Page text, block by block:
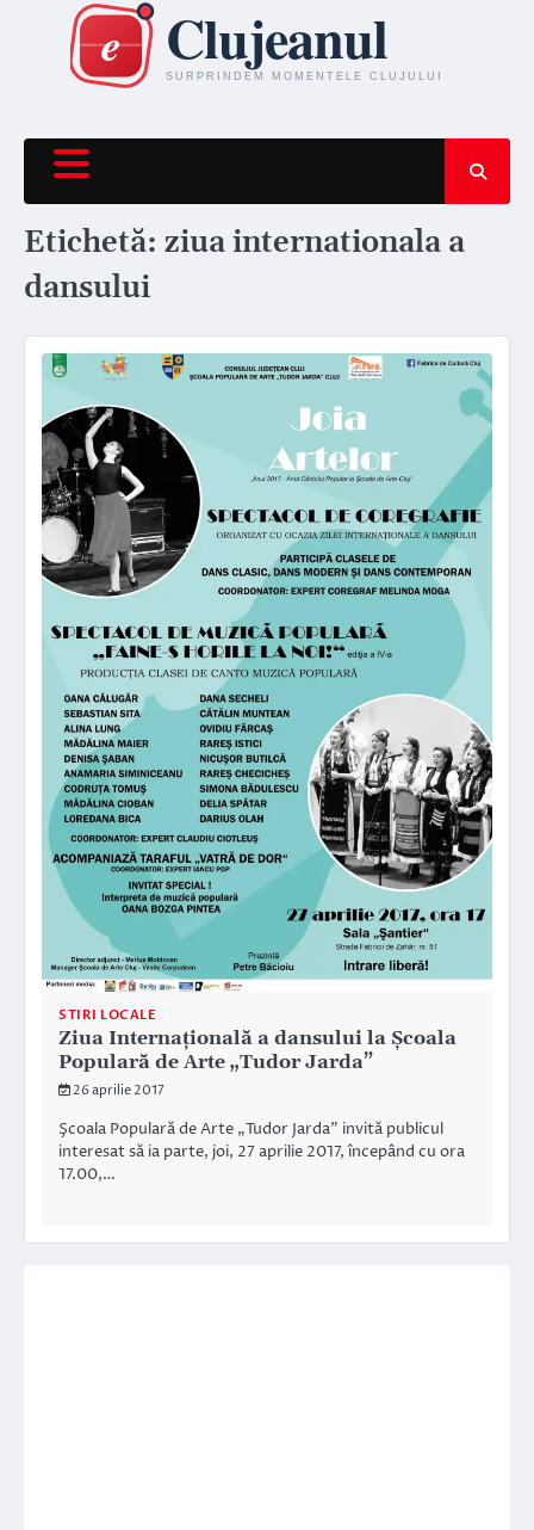
content
Etichetă: ziua internationala a
dansului
STIRI LOCALE
Ziua Internaţională a dansului la Şcoala
Populară de Arte „Tudor Jarda”
26 aprilie 2017
Şcoala Populară de Arte „Tudor Jarda” invită publicul
interesat să ia parte, joi, 27 aprilie 2017, începând cu ora
17.00,…